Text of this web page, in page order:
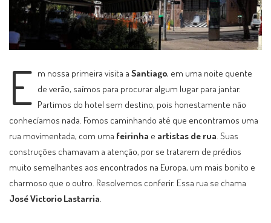
E m nossa primeira visita a Santiago, em uma noite quente
de verão, saímos para procurar algum lugar para jantar.
Partimos do hotel sem destino, pois honestamente não
conhecíamos nada. Fomos caminhando até que encontramos uma
rua movimentada, com uma feirinha e artistas de rua. Suas
construções chamavam a atenção, por se tratarem de prédios
muito semelhantes aos encontrados na Europa, um mais bonito e
charmoso que o outro. Resolvemos conferir. Essa rua se chama
José Victorio Lastarria.